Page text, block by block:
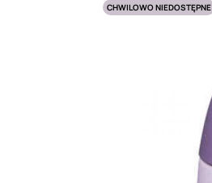
CHWILOWO NIEDOSTĘPNE